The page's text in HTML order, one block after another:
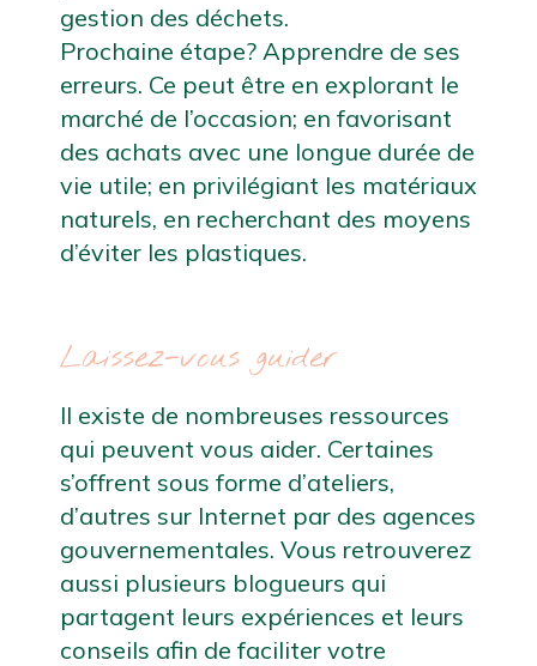
gestion des déchets.
Prochaine étape? Apprendre de ses
erreurs. Ce peut être en explorant le
marché de l’occasion; en favorisant
des achats avec une longue durée de
vie utile; en privilégiant les matériaux
naturels, en recherchant des moyens
d’éviter les plastiques.
Laissez-vous guider
Il existe de nombreuses ressources
qui peuvent vous aider. Certaines
s’offrent sous forme d’ateliers,
d’autres sur Internet par des agences
gouvernementales. Vous retrouverez
aussi plusieurs blogueurs qui
partagent leurs expériences et leurs
conseils afin de faciliter votre